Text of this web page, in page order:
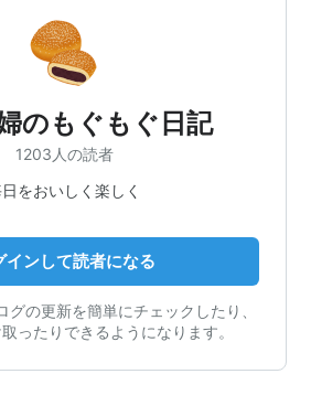
のもぐもぐ日記
1203人の読者
をおいしく楽しく
インして読者になる
グの更新を簡単にチェックしたり、
ったりできるようになります。